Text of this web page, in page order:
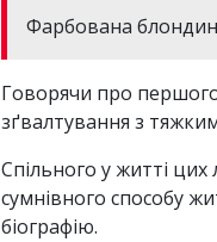
Фарбована
Говорячи про
зґвалтування з
Спільного у житті
сумнівного способу
біографію.